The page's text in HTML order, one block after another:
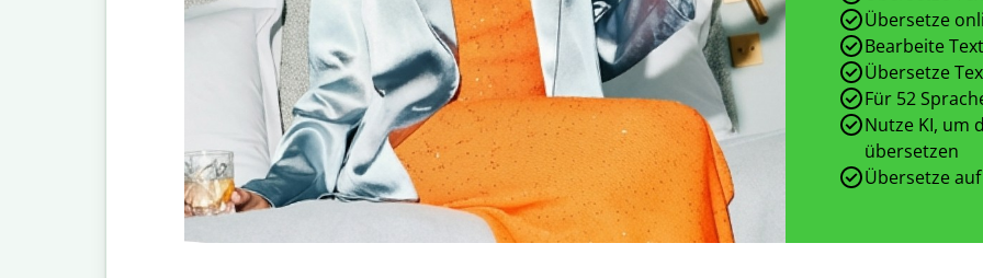
Übersetze
Bearbeite
Übersetze
Für 52
Nutze KI, um
übersetzen
Übersetze